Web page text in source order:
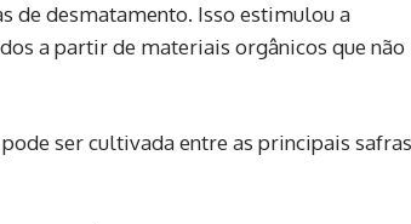
de desmatamento. Isso estimulou a
a partir de materiais orgânicos que não
ser cultivada entre as principais safras